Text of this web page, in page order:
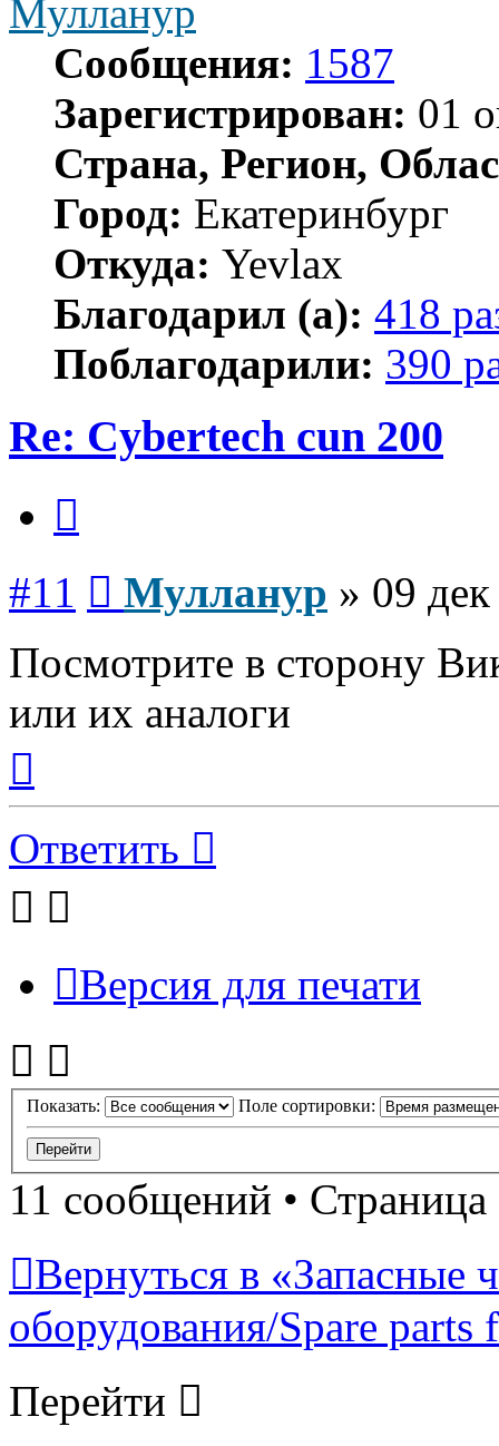
Мулланур
Сообщения: 1587
Зарегистрирован: 01
Страна, Регион,
Город: Екатеринбург
Откуда: Yevlax
Благодарил (а): 418
Поблагодарили: 390
Re: Cybertech cun 200
#11 Мулланур » 09
Посмотрите в сторону
или их аналоги
началу
Ответить
Версия для печати
Показать: Поле сортировки:
11 сообщений • Страница
Вернуться в «Запасные
оборудования/Spare
Перейти